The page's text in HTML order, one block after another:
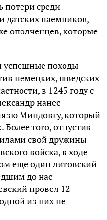
потери среди
датских наемников,
ополченцев, которые
успешные походы
немецких, шведских
в 1245 году с
нанес
Миндовгу, который
того, отпустив
свой дружины
войска, в ходе
еще один литовский
до нас
провел 12
из них не